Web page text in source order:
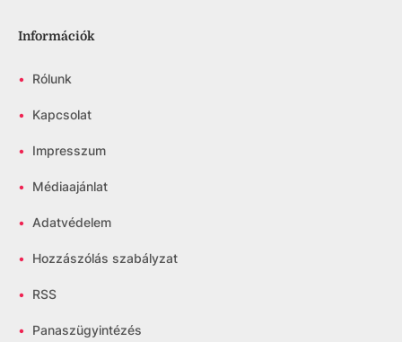
Információk
• Rólunk
• Kapcsolat
• Impresszum
• Médiaajánlat
• Adatvédelem
• Hozzászólás szabályzat
• RSS
• Panaszügyintézés